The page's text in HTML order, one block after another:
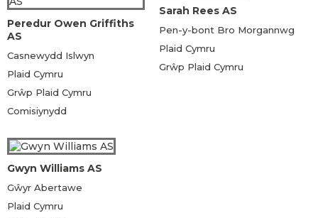
Peredur Owen Griffiths
AS
Casnewydd Islwyn
Plaid Cymru
Grŵp Plaid Cymru
Comisiynydd
Sarah Rees AS
Pen-y-bont Bro Morgannwg
Plaid Cymru
Grŵp Plaid Cymru
Gwyn Williams AS
Gŵyr Abertawe
Plaid Cymru